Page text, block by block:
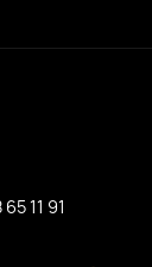
11 91